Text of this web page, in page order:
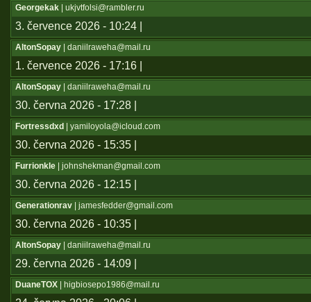
Georgekak | ukjvtfolsi@rambler.ru
3. července 2026 - 10:24 |
AltonSopay | daniilraweha@mail.ru
1. července 2026 - 17:16 |
AltonSopay | daniilraweha@mail.ru
30. června 2026 - 17:28 |
Fortressdxd | yamiloyola@icloud.com
30. června 2026 - 15:35 |
Furrionkle | johnshekman@gmail.com
30. června 2026 - 12:15 |
Generationrav | jamesfedder@gmail.com
30. června 2026 - 10:35 |
AltonSopay | daniilraweha@mail.ru
29. června 2026 - 14:09 |
DuaneTOX | higbiosepo1986@mail.ru